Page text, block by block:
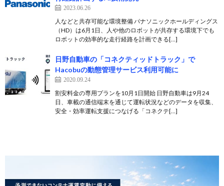
2023.06.26
人などと共存可能な環境整備 パナソニックホールディングス
（HD）は6月1日、人や他のロボットが共存する環境下でも
ロボットの効率的な走行経路を計画できる[…]
日野自動車の「コネクティッドトラック」で
Hacobuの動態管理サービス利用可能に
2020.09.24
割安料金の専用プランを10月1日開始 日野自動車は9月24
日、車載の通信端末を通じて運転状況などのデータを収集、
安全・効率運転支援につなげる「コネクテ[…]